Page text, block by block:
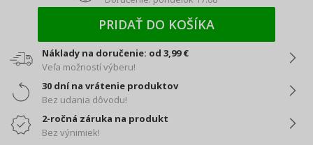
PRIDAŤ DO KOŠÍKA
Náklady na doručenie: od 3,99 €
Veľa možností výberu!
30 dní na vrátenie produktov
Bez udania dôvodu!
2-ročná záruka na produkt
Bez výnimiek!